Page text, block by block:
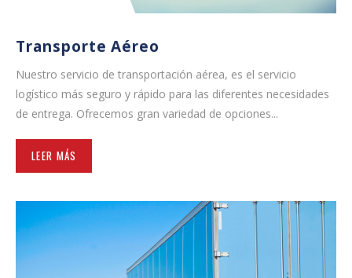
Transporte Aéreo
Nuestro servicio de transportación aérea, es el servicio
logístico más seguro y rápido para las diferentes necesidades
de entrega. Ofrecemos gran variedad de opciones...
LEER MÁS